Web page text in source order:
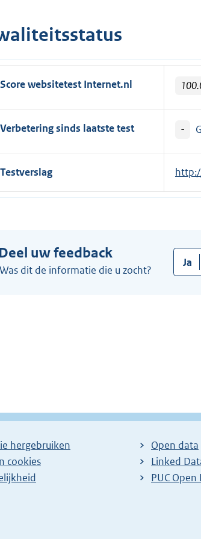
Score websitetest Internet.nl
Verbetering sinds laatste test -
Testverslag
E
x
n
uw feedback
Was dit de informatie die u zocht?
Ja
hergebruiken
cookies
Open data
Linked
PUC Open